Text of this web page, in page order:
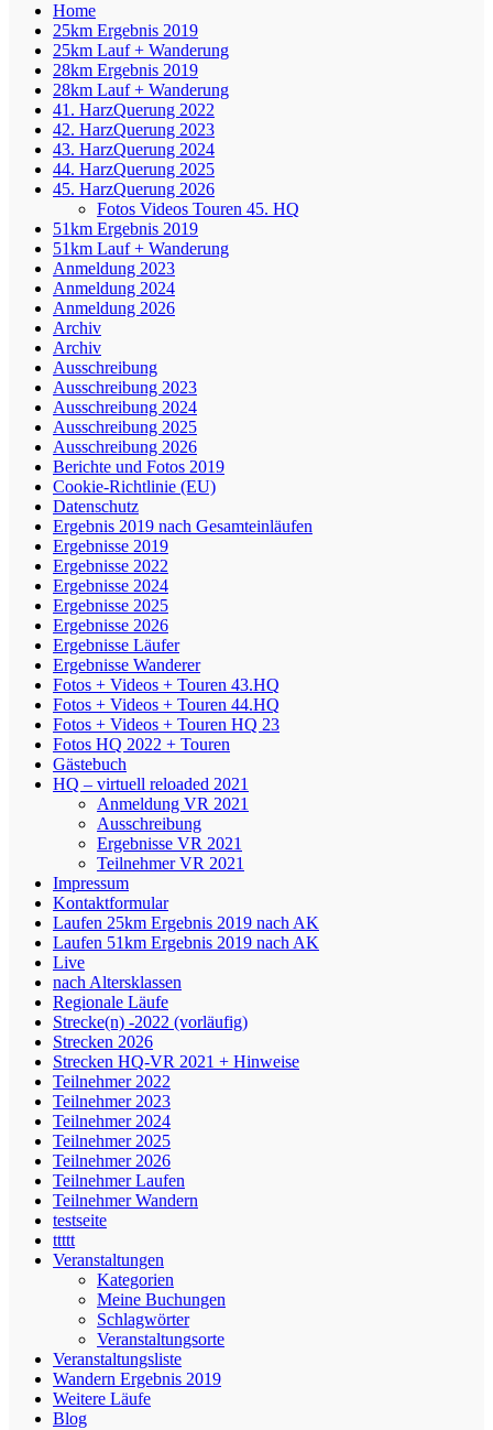
Home
25km Ergebnis 2019
25km Lauf + Wanderung
28km Ergebnis 2019
28km Lauf + Wanderung
41. HarzQuerung 2022
42. HarzQuerung 2023
43. HarzQuerung 2024
44. HarzQuerung 2025
45. HarzQuerung 2026
Fotos Videos Touren 45. HQ
51km Ergebnis 2019
51km Lauf + Wanderung
Anmeldung 2023
Anmeldung 2024
Anmeldung 2026
Archiv
Archiv
Ausschreibung
Ausschreibung 2023
Ausschreibung 2024
Ausschreibung 2025
Ausschreibung 2026
Berichte und Fotos 2019
Cookie-Richtlinie (EU)
Datenschutz
Ergebnis 2019 nach Gesamteinläufen
Ergebnisse 2019
Ergebnisse 2022
Ergebnisse 2024
Ergebnisse 2025
Ergebnisse 2026
Ergebnisse Läufer
Ergebnisse Wanderer
Fotos + Videos + Touren 43.HQ
Fotos + Videos + Touren 44.HQ
Fotos + Videos + Touren HQ 23
Fotos HQ 2022 + Touren
Gästebuch
HQ – virtuell reloaded 2021
Anmeldung VR 2021
Ausschreibung
Ergebnisse VR 2021
Teilnehmer VR 2021
Impressum
Kontaktformular
Laufen 25km Ergebnis 2019 nach AK
Laufen 51km Ergebnis 2019 nach AK
Live
nach Altersklassen
Regionale Läufe
Strecke(n) -2022 (vorläufig)
Strecken 2026
Strecken HQ-VR 2021 + Hinweise
Teilnehmer 2022
Teilnehmer 2023
Teilnehmer 2024
Teilnehmer 2025
Teilnehmer 2026
Teilnehmer Laufen
Teilnehmer Wandern
testseite
ttttt
Veranstaltungen
Kategorien
Meine Buchungen
Schlagwörter
Veranstaltungsorte
Veranstaltungsliste
Wandern Ergebnis 2019
Weitere Läufe
Blog